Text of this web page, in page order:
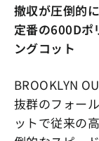
撤収が圧倒的
定番の600Dポ
ングコット
BROOKLYN
抜群のフォー
ットで従来の